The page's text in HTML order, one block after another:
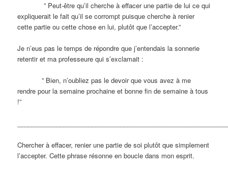
” Peut-être qu’il cherche à effacer une partie de lui ce qui
expliquerait le fait qu’il se corrompt puisque cherche à renier
cette partie ou cette chose en lui, plutôt que l’accepter.”
Je n’eus pas le temps de répondre que j’entendais la sonnerie
retentir et ma professeure qui s’exclamait :
” Bien, n’oubliez pas le devoir que vous avez à me
rendre pour la semaine prochaine et bonne fin de semaine à tous
!”
Chercher à effacer, renier une partie de soi plutôt que simplement
l’accepter. Cette phrase résonne en boucle dans mon esprit.